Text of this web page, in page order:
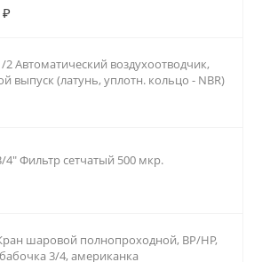
2 Автоматический воздухоотводчик,
выпуск (латунь, уплотн. кольцо - NBR)
4" Фильтр сетчатый 500 мкр.
шаровой полнопроходной, ВР/НР,
3/4, американка